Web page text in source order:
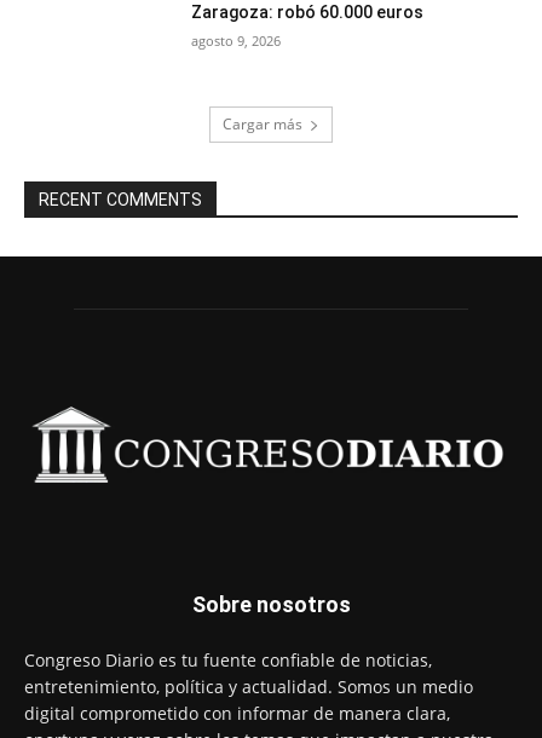
Zaragoza: robó 60.000 euros
agosto 9, 2026
Cargar más
RECENT COMMENTS
Sobre nosotros
Congreso Diario es tu fuente confiable de noticias,
entretenimiento, política y actualidad. Somos un medio
digital comprometido con informar de manera clara,